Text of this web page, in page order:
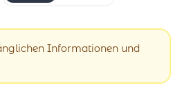
Informationen und